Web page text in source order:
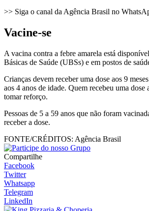
>> Siga o canal da Agência Brasil no
Vacine-se
A vacina contra a febre amarela está
Básicas de Saúde (UBSs) e em postos de
Crianças devem receber uma dose aos 9
aos 4 anos de idade. Quem recebeu uma dose
tomar reforço.
Pessoas de 5 a 59 anos que não foram
receber a dose.
FONTE/CRÉDITOS: Agência Brasil
Compartilhe
Facebook
Twitter
Whatsapp
Telegram
LinkedIn